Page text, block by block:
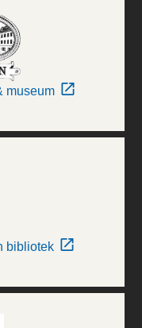
museum
bibliotek